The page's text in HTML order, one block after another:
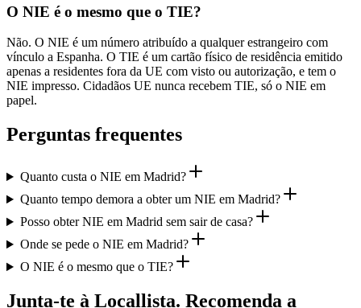
O NIE é o mesmo que o TIE?
Não. O NIE é um número atribuído a qualquer estrangeiro com
vínculo a Espanha. O TIE é um cartão físico de residência emitido
apenas a residentes fora da UE com visto ou autorização, e tem o
NIE impresso. Cidadãos UE nunca recebem TIE, só o NIE em
papel.
Perguntas frequentes
Quanto custa o NIE em Madrid?
Quanto tempo demora a obter um NIE em Madrid?
Posso obter NIE em Madrid sem sair de casa?
Onde se pede o NIE em Madrid?
O NIE é o mesmo que o TIE?
Junta-te à Locallista. Recomenda a